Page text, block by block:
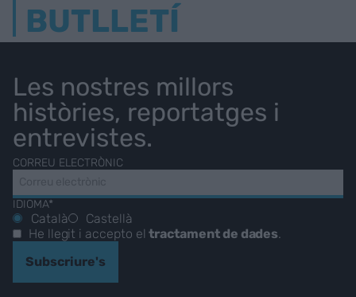
BUTLLETÍ
Les nostres millors
històries, reportatges i
entrevistes.
CORREU ELECTRÒNIC
IDIOMA*
Català
Castellà
He llegit i accepto eltractament de dades.
Subscriure's